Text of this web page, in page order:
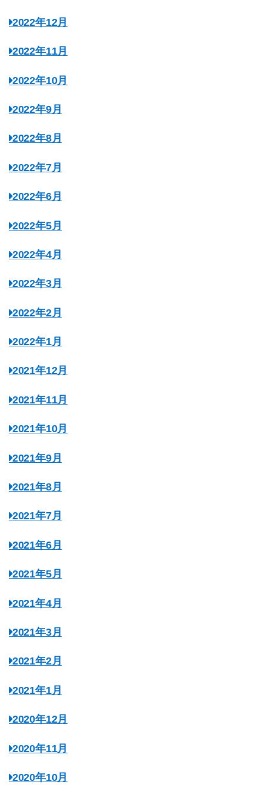
2022年12月
2022年11月
2022年10月
2022年9月
2022年8月
2022年7月
2022年6月
2022年5月
2022年4月
2022年3月
2022年2月
2022年1月
2021年12月
2021年11月
2021年10月
2021年9月
2021年8月
2021年7月
2021年6月
2021年5月
2021年4月
2021年3月
2021年2月
2021年1月
2020年12月
2020年11月
2020年10月